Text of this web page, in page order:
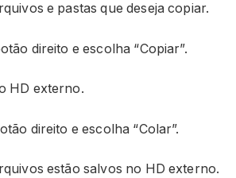
e pastas que deseja copiar.
direito e escolha “Copiar”.
HD externo.
direito e escolha “Colar”.
estão salvos no HD externo.